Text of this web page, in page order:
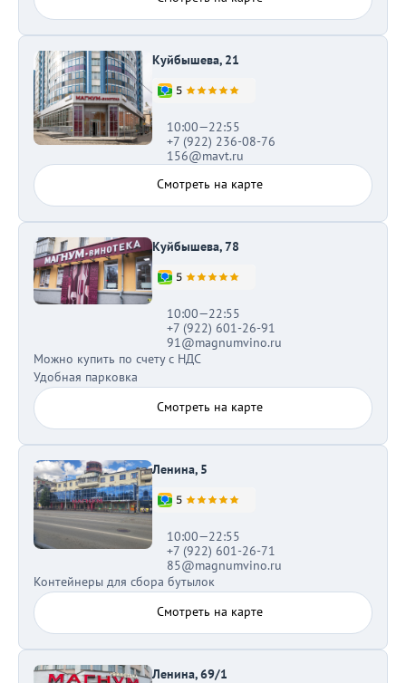
Куйбышева, 21
10:00—22:55
+7 (922) 236-08-76
156@mavt.ru
Смотреть на карте
Куйбышева, 78
10:00—22:55
+7 (922) 601-26-91
91@magnumvino.ru
Можно купить по счету с НДС
Удобная парковка
Смотреть на карте
Ленина, 5
10:00—22:55
+7 (922) 601-26-71
85@magnumvino.ru
Контейнеры для сбора бутылок
Смотреть на карте
Ленина, 69/1